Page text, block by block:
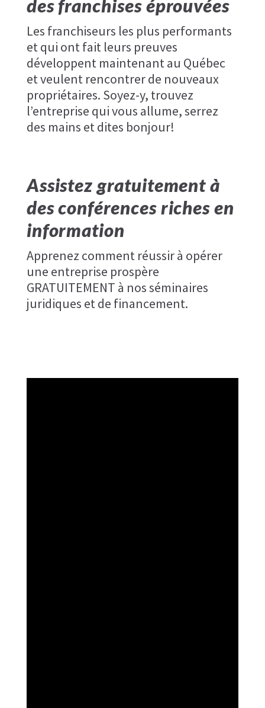
des franchises éprouvées
Les franchiseurs les plus performants
et qui ont fait leurs preuves
développent maintenant au Québec
et veulent rencontrer de nouveaux
propriétaires. Soyez-y, trouvez
l’entreprise qui vous allume, serrez
des mains et dites bonjour!
Assistez gratuitement à
des conférences riches en
information
Apprenez comment réussir à opérer
une entreprise prospère
GRATUITEMENT à nos séminaires
juridiques et de financement.